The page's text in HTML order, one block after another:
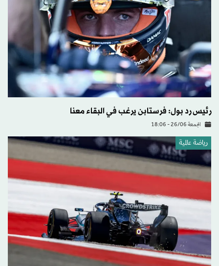
رئيس رد بول: فرستابن يرغب في البقاء معنا
الجمعة 26/06 - 18:06
رياضة عالمية